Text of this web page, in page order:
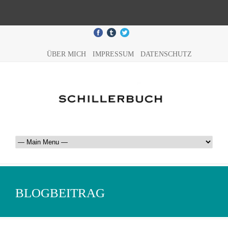
ÜBER MICH IMPRESSUM DATENSCHUTZ
BLOGBEITRAG